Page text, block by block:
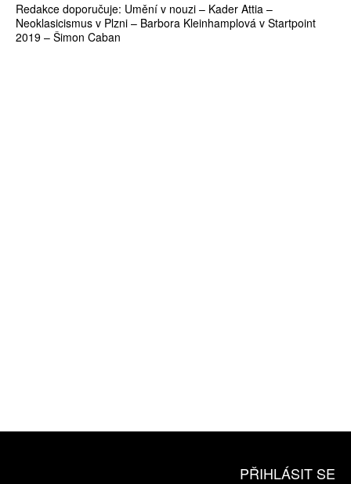
Redakce doporučuje: Umění v nouzi – Kader Attia –
Neoklasicismus v Plzni – Barbora Kleinhamplová v Startpoint
2019 – Šimon Caban
PŘIHLÁSIT SE